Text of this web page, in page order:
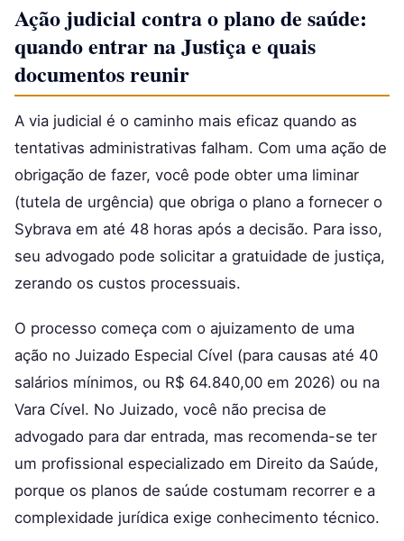
Ação judicial contra o plano de saúde:
quando entrar na Justiça e quais
documentos reunir
A via judicial é o caminho mais eficaz quando as
tentativas administrativas falham. Com uma ação de
obrigação de fazer, você pode obter uma liminar
(tutela de urgência) que obriga o plano a fornecer o
Sybrava em até 48 horas após a decisão. Para isso,
seu advogado pode solicitar a gratuidade de justiça,
zerando os custos processuais.
O processo começa com o ajuizamento de uma
ação no Juizado Especial Cível (para causas até 40
salários mínimos, ou R$ 64.840,00 em 2026) ou na
Vara Cível. No Juizado, você não precisa de
advogado para dar entrada, mas recomenda-se ter
um profissional especializado em Direito da Saúde,
porque os planos de saúde costumam recorrer e a
complexidade jurídica exige conhecimento técnico.